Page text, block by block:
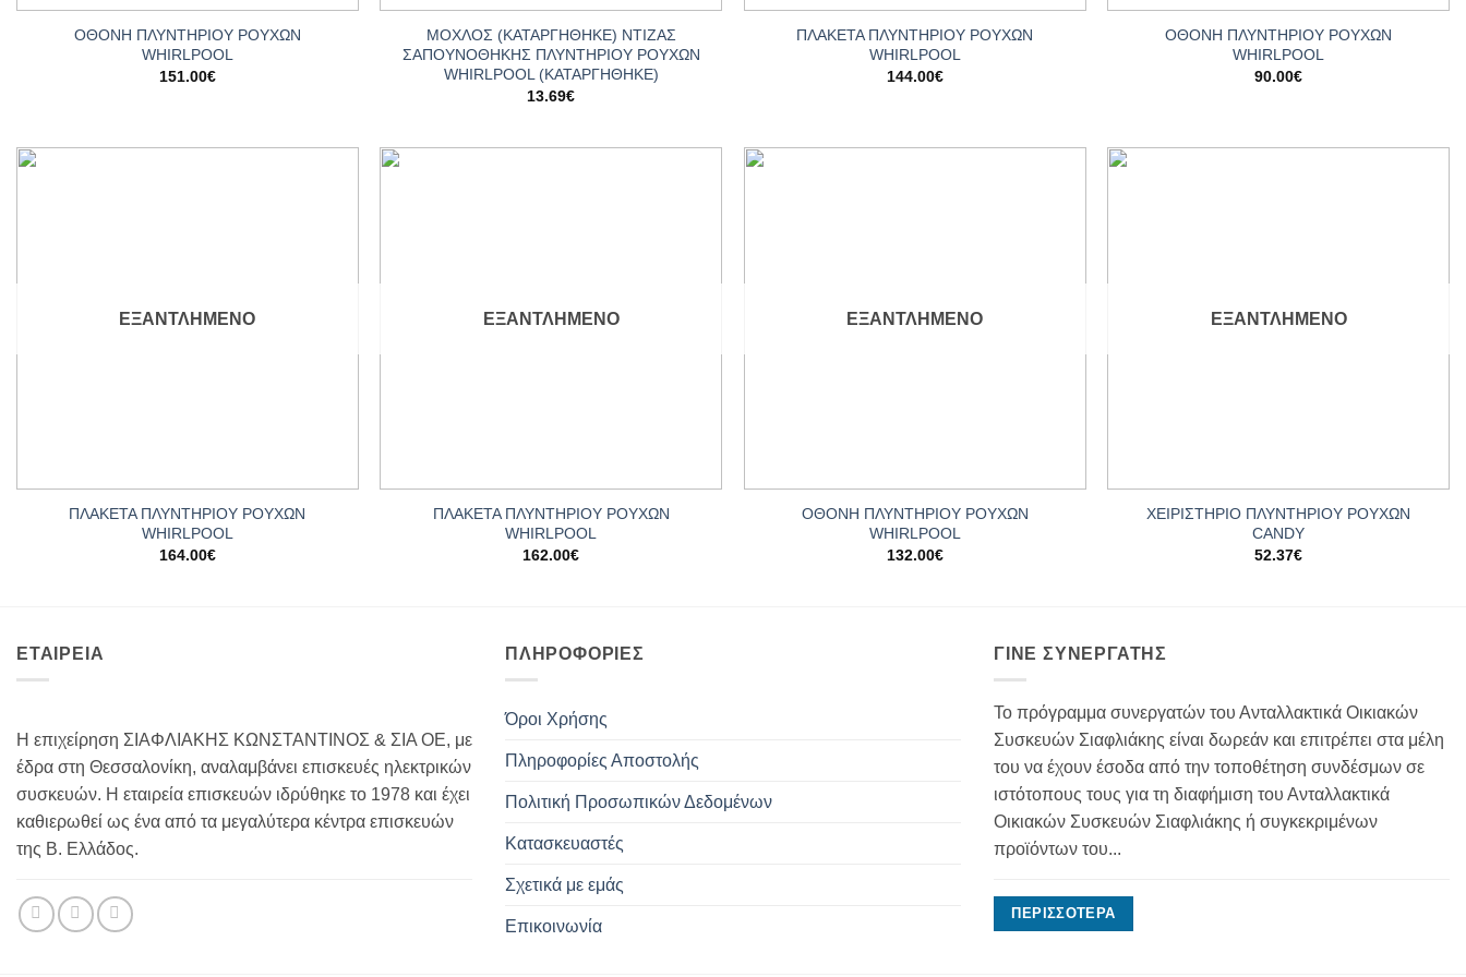
ΟΘΟΝΗ ΠΛΥΝΤΗΡΙΟΥ ΡΟΥΧΩΝ
WHIRLPOOL
151.00€
ΜΟΧΛΟΣ (ΚΑΤΑΡΓΗΘΗΚΕ) ΝΤΙΖΑΣ
ΣΑΠΟΥΝΟΘΗΚΗΣ ΠΛΥΝΤΗΡΙΟΥ ΡΟΥΧΩΝ
WHIRLPOOL (ΚΑΤΑΡΓΗΘΗΚΕ)
13.69€
ΠΛΑΚΕΤΑ ΠΛΥΝΤΗΡΙΟΥ ΡΟΥΧΩΝ
WHIRLPOOL
144.00€
ΟΘΟΝΗ ΠΛΥΝΤΗΡΙΟΥ ΡΟΥΧΩΝ
WHIRLPOOL
90.00€
ΕΞΑΝΤΛΗΜΈΝΟ
ΠΛΑΚΕΤΑ ΠΛΥΝΤΗΡΙΟΥ ΡΟΥΧΩΝ
WHIRLPOOL
164.00€
ΕΞΑΝΤΛΗΜΈΝΟ
ΠΛΑΚΕΤΑ ΠΛΥΝΤΗΡΙΟΥ ΡΟΥΧΩΝ
WHIRLPOOL
162.00€
ΕΞΑΝΤΛΗΜΈΝΟ
ΟΘΟΝΗ ΠΛΥΝΤΗΡΙΟΥ ΡΟΥΧΩΝ
WHIRLPOOL
132.00€
ΕΞΑΝΤΛΗΜΈΝΟ
ΧΕΙΡΙΣΤΗΡΙΟ ΠΛΥΝΤΗΡΙΟΥ ΡΟΥΧΩΝ
CANDY
52.37€
ΕΤΑΙΡΕΙΑ
Η επιχείρηση ΣΙΑΦΛΙΑΚΗΣ ΚΩΝΣΤΑΝΤΙΝΟΣ & ΣΙΑ ΟΕ, με
έδρα στη Θεσσαλονίκη, αναλαμβάνει επισκευές ηλεκτρικών
συσκευών. Η εταιρεία επισκευών ιδρύθηκε το 1978 και έχει
καθιερωθεί ως ένα από τα μεγαλύτερα κέντρα επισκευών
της Β. Ελλάδος.
ΠΛΗΡΟΦΟΡΊΕΣ
Όροι Χρήσης
Πληροφορίες Αποστολής
Πολιτική Προσωπικών Δεδομένων
Κατασκευαστές
Σχετικά με εμάς
Επικοινωνία
ΓΊΝΕ ΣΥΝΕΡΓΆΤΗΣ
Το πρόγραμμα συνεργατών του Ανταλλακτικά Οικιακών
Συσκευών Σιαφλιάκης είναι δωρεάν και επιτρέπει στα μέλη
του να έχουν έσοδα από την τοποθέτηση συνδέσμων σε
ιστότοπους τους για τη διαφήμιση του Ανταλλακτικά
Οικιακών Συσκευών Σιαφλιάκης ή συγκεκριμένων
προϊόντων του...
ΠΕΡΙΣΣΌΤΕΡΑ